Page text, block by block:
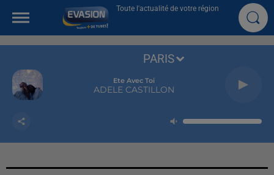
Toute l'actualité de votre région
Ete Avec Toi
ADELE CASTILLON
PARIS